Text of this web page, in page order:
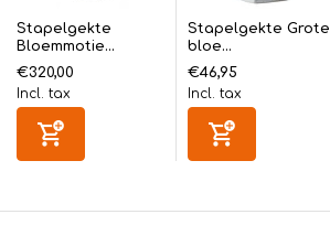
Stapelgekte
Bloemmotie...
€320,00
Incl. tax
Stapelgekte Grote
bloe...
€46,95
Incl. tax